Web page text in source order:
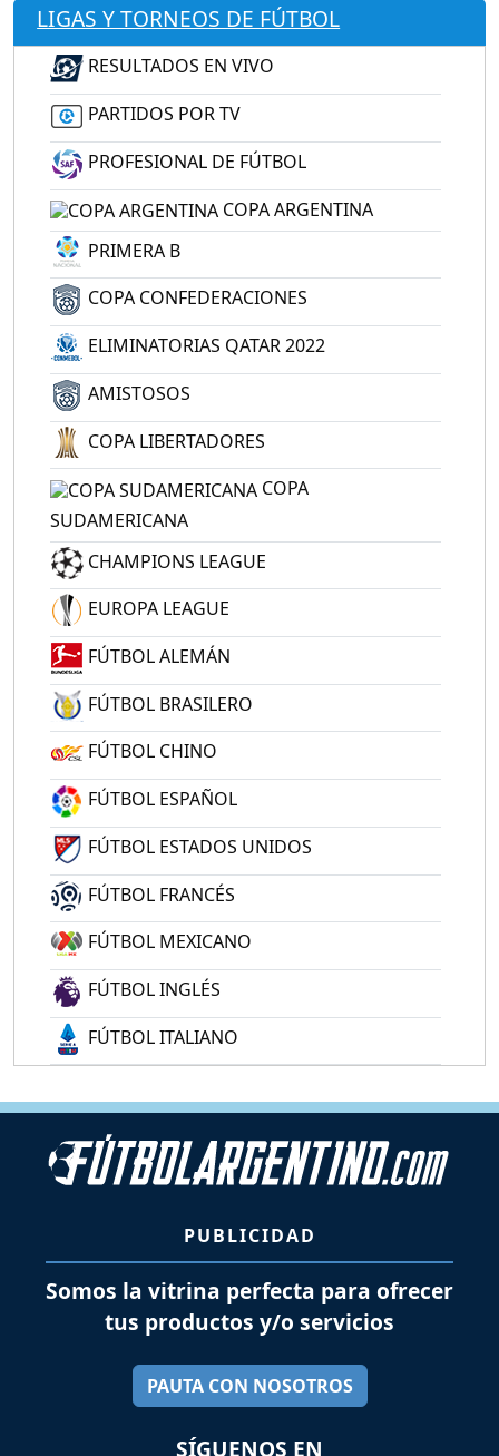
LIGAS Y TORNEOS DE FÚTBOL
RESULTADOS EN VIVO
PARTIDOS POR TV
PROFESIONAL DE FÚTBOL
COPA ARGENTINA
PRIMERA B
COPA CONFEDERACIONES
ELIMINATORIAS QATAR 2022
AMISTOSOS
COPA LIBERTADORES
COPA
SUDAMERICANA
CHAMPIONS LEAGUE
EUROPA LEAGUE
FÚTBOL ALEMÁN
FÚTBOL BRASILERO
FÚTBOL CHINO
FÚTBOL ESPAÑOL
FÚTBOL ESTADOS UNIDOS
FÚTBOL FRANCÉS
FÚTBOL MEXICANO
FÚTBOL INGLÉS
FÚTBOL ITALIANO
PUBLICIDAD
Somos la vitrina perfecta para ofrecer
tus productos y/o servicios
PAUTA CON NOSOTROS
SÍGUENOS EN